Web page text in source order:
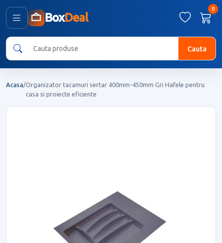
BoxDeal
0
Cauta
Acasa/Organizator tacamuri sertar 400mm-450mm Gri Hafele pentru
casa si proiecte eficiente